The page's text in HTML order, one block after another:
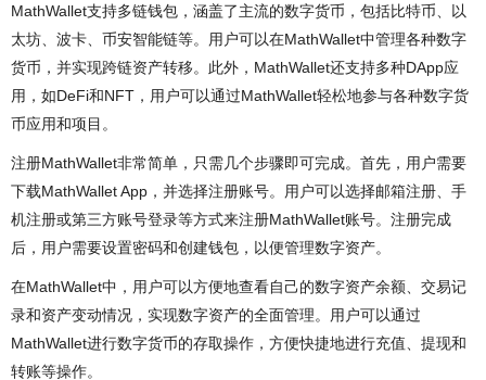
MathWallet支持多链钱包，涵盖了主流的数字货币，包括比特币、以
太坊、波卡、币安智能链等。用户可以在MathWallet中管理各种数字
货币，并实现跨链资产转移。此外，MathWallet还支持多种DApp应
用，如DeFi和NFT，用户可以通过MathWallet轻松地参与各种数字货
币应用和项目。
注册MathWallet非常简单，只需几个步骤即可完成。首先，用户需要
下载MathWallet App，并选择注册账号。用户可以选择邮箱注册、手
机注册或第三方账号登录等方式来注册MathWallet账号。注册完成
后，用户需要设置密码和创建钱包，以便管理数字资产。
在MathWallet中，用户可以方便地查看自己的数字资产余额、交易记
录和资产变动情况，实现数字资产的全面管理。用户可以通过
MathWallet进行数字货币的存取操作，方便快捷地进行充值、提现和
转账等操作。